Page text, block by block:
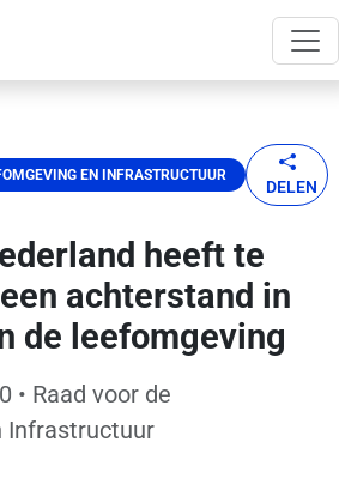
EN INFRASTRUCTUUR
DELEN
heeft te
achterstand in
de leefomgeving
• Raad voor de
Infrastructuur